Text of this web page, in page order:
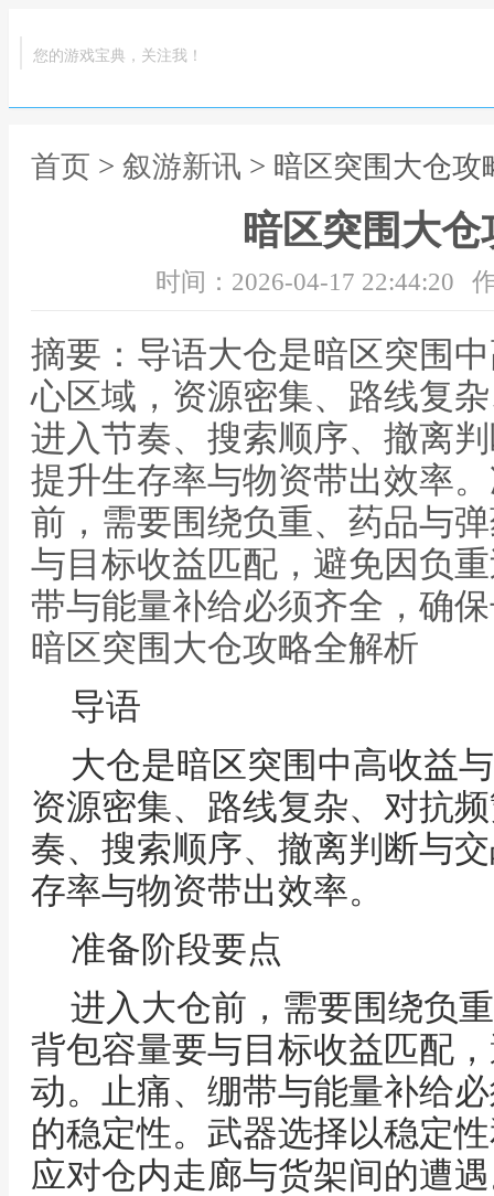
您的游戏宝典，关注我！
首页 > 叙游新讯 > 暗区突围大仓攻
暗区突围大
时间：2026-04-17 22:44:20
摘要：导语大仓是暗区突围
心区域，资源密集、路线复
进入节奏、搜索顺序、撤离
提升生存率与物资带出效率
前，需要围绕负重、药品与
与目标收益匹配，避免因负
带与能量补给必须齐全，确
暗区突围大仓攻略全解析
导语
大仓是暗区突围中高收益
资源密集、路线复杂、对抗
奏、搜索顺序、撤离判断与
存率与物资带出效率。
准备阶段要点
进入大仓前，需要围绕负
背包容量要与目标收益匹配
动。止痛、绷带与能量补给
的稳定性。武器选择以稳定
应对仓内走廊与货架间的遭